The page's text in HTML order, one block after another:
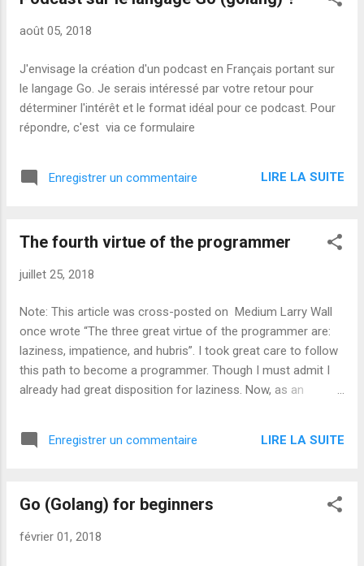
août 05, 2018
J'envisage la création d'un podcast en Français portant sur
le langage Go. Je serais intéressé par votre retour pour
déterminer l'intérêt et le format idéal pour ce podcast. Pour
répondre, c'est via ce formulaire
Enregistrer un commentaire LIRE LA SUITE
The fourth virtue of the programmer
juillet 25, 2018
Note: This article was cross-posted on Medium Larry Wall
once wrote “The three great virtue of the programmer are:
laziness, impatience, and hubris”. I took great care to follow
this path to become a programmer. Though I must admit I
already had great disposition for laziness. Now, as an
it’s time to improve further. I’ve search for a loooooooong
time. And after a week of thinking (*cough* impatience
productive programmer is consistency . Let me show you in
(*cough* laziness *cough*). Find your rhythm and stick to it
Enregistrer un commentaire LIRE LA SUITE
Go (Golang) for beginners
février 01, 2018